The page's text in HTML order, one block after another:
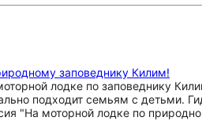
заповеднику Килим!
лодке по заповеднику
подходит семьям с детьми.